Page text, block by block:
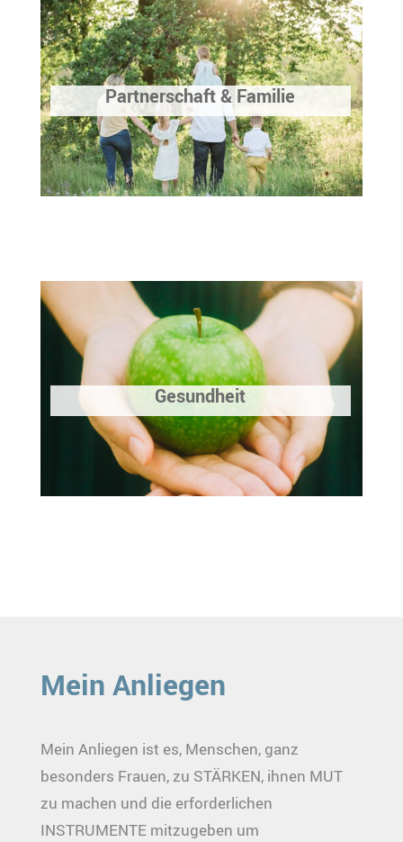
Partnerschaft & Familie
Gesundheit
Mein Anliegen
Mein Anliegen ist es, Menschen, ganz
besonders Frauen, zu STÄRKEN, ihnen MUT
zu machen und die erforderlichen
INSTRUMENTE mitzugeben um